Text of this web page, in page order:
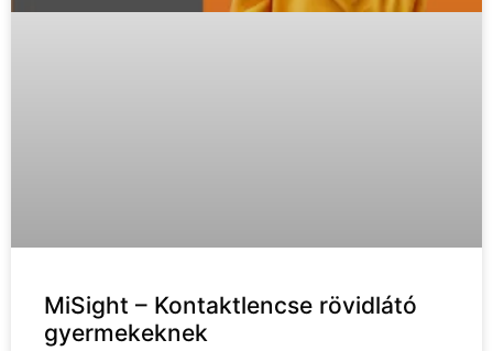
MiSight – Kontaktlencse rövidlátó
gyermekeknek